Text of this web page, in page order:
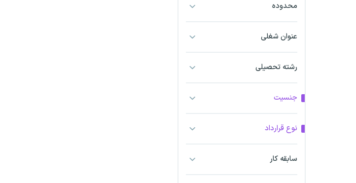
اراک
اردبیل
محدوده
عنوان شغلی
رشته تحصیلی
جنسیت
نوع قرارداد
سابقه کار